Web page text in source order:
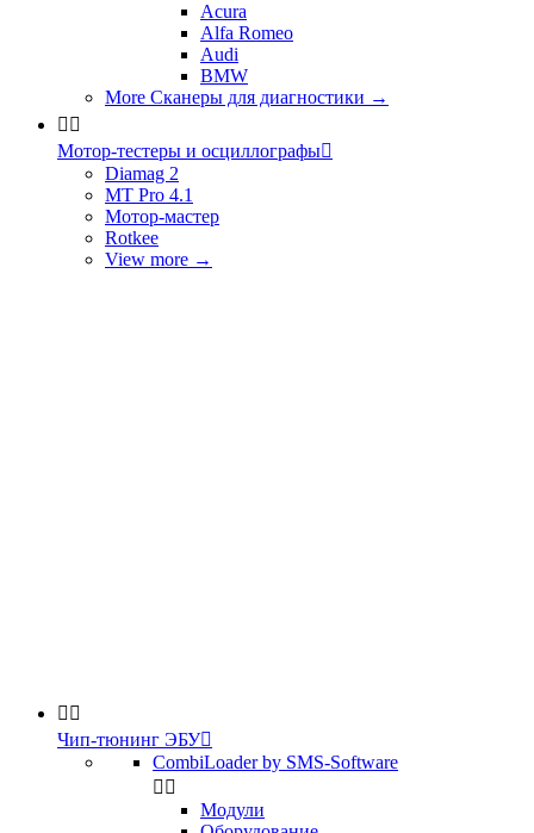
Acura
Alfa Romeo
Audi
BMW
More Сканеры для диагностики →
 
Мотор-тестеры и осциллографы
Diamag 2
MT Pro 4.1
Мотор-мастер
Rotkee
View more →
 
Чип-тюнинг ЭБУ
CombiLoader by SMS-Software
 
Модули